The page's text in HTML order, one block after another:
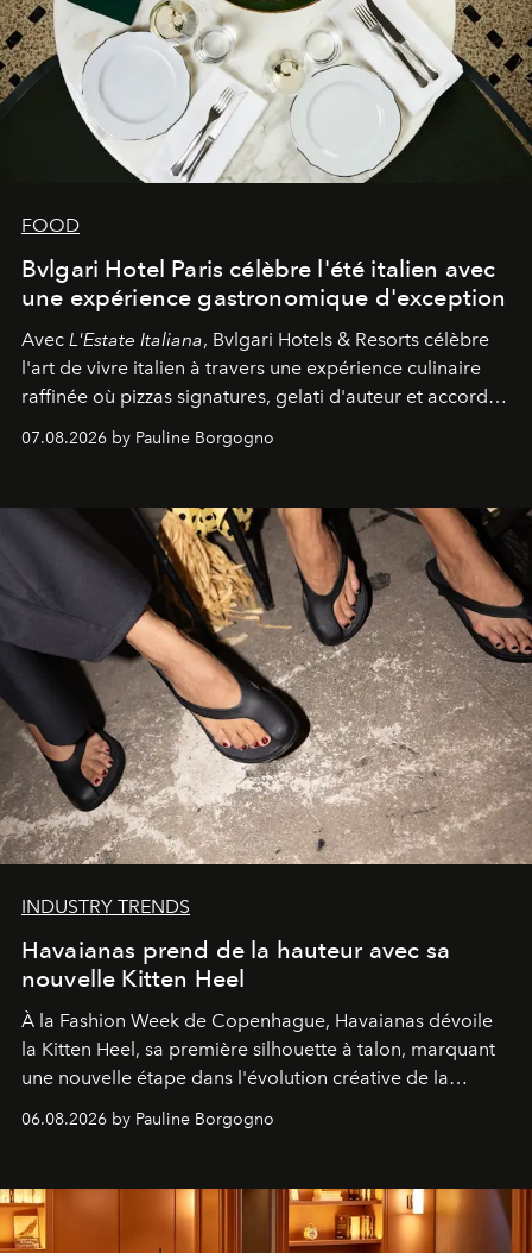
FOOD
Bvlgari Hotel Paris célèbre l'été italien avec
une expérience gastronomique d'exception
Avec L'Estate Italiana, Bvlgari Hotels & Resorts célèbre
l'art de vivre italien à travers une expérience culinaire
raffinée où pizzas signatures, gelati d'auteur et accords
d'exception composent un véritable voyage sensoriel.
07.08.2026 by Pauline Borgogno
INDUSTRY TRENDS
Havaianas prend de la hauteur avec sa
nouvelle Kitten Heel
À la Fashion Week de Copenhague, Havaianas dévoile
la Kitten Heel, sa première silhouette à talon, marquant
une nouvelle étape dans l'évolution créative de la
06.08.2026 by Pauline Borgogno